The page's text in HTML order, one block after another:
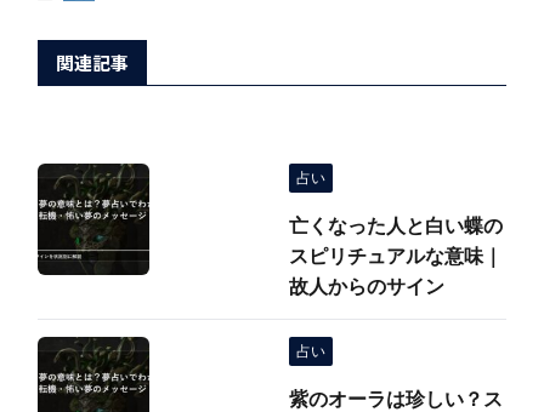
関連記事
占い
亡くなった人と白い蝶の
スピリチュアルな意味｜
故人からのサイン
占い
紫のオーラは珍しい？ス